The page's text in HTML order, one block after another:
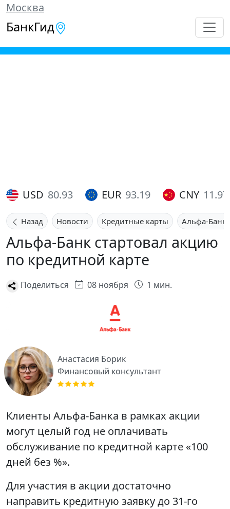
Москва
БанкГид
USD 80.93 EUR 93.19 CNY 11.97
Назад Новости Кредитные карты Альфа-Банк
Альфа-Банк стартовал акцию
по кредитной карте
Поделиться 08 ноября 1 мин.
Анастасия Борик
Финансовый консультант
Клиенты Альфа-Банка в рамках акции
могут целый год не оплачивать
обслуживание по кредитной карте «100
дней без %».
Для участия в акции достаточно
направить кредитную заявку до 31-го